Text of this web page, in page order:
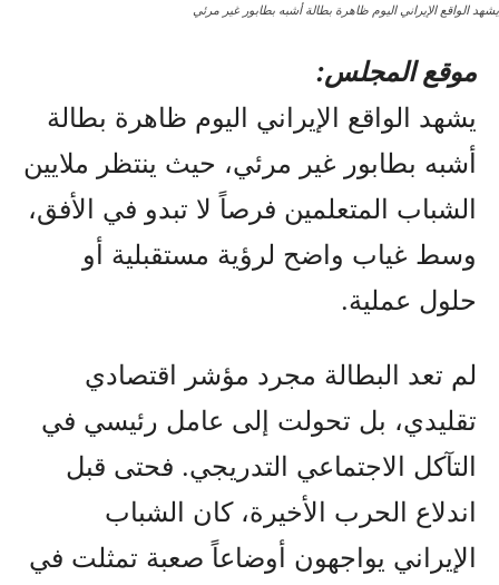
يشهد الواقع الإيراني اليوم ظاهرة بطالة أشبه بطابور غير مرئي
موقع المجلس:
يشهد الواقع الإيراني اليوم ظاهرة بطالة
أشبه بطابور غير مرئي، حيث ينتظر ملايين
الشباب المتعلمين فرصاً لا تبدو في الأفق،
وسط غياب واضح لرؤية مستقبلية أو
حلول عملية.
لم تعد البطالة مجرد مؤشر اقتصادي
تقليدي، بل تحولت إلى عامل رئيسي في
التآكل الاجتماعي التدريجي. فحتى قبل
اندلاع الحرب الأخيرة، كان الشباب
الإيراني يواجهون أوضاعاً صعبة تمثلت في